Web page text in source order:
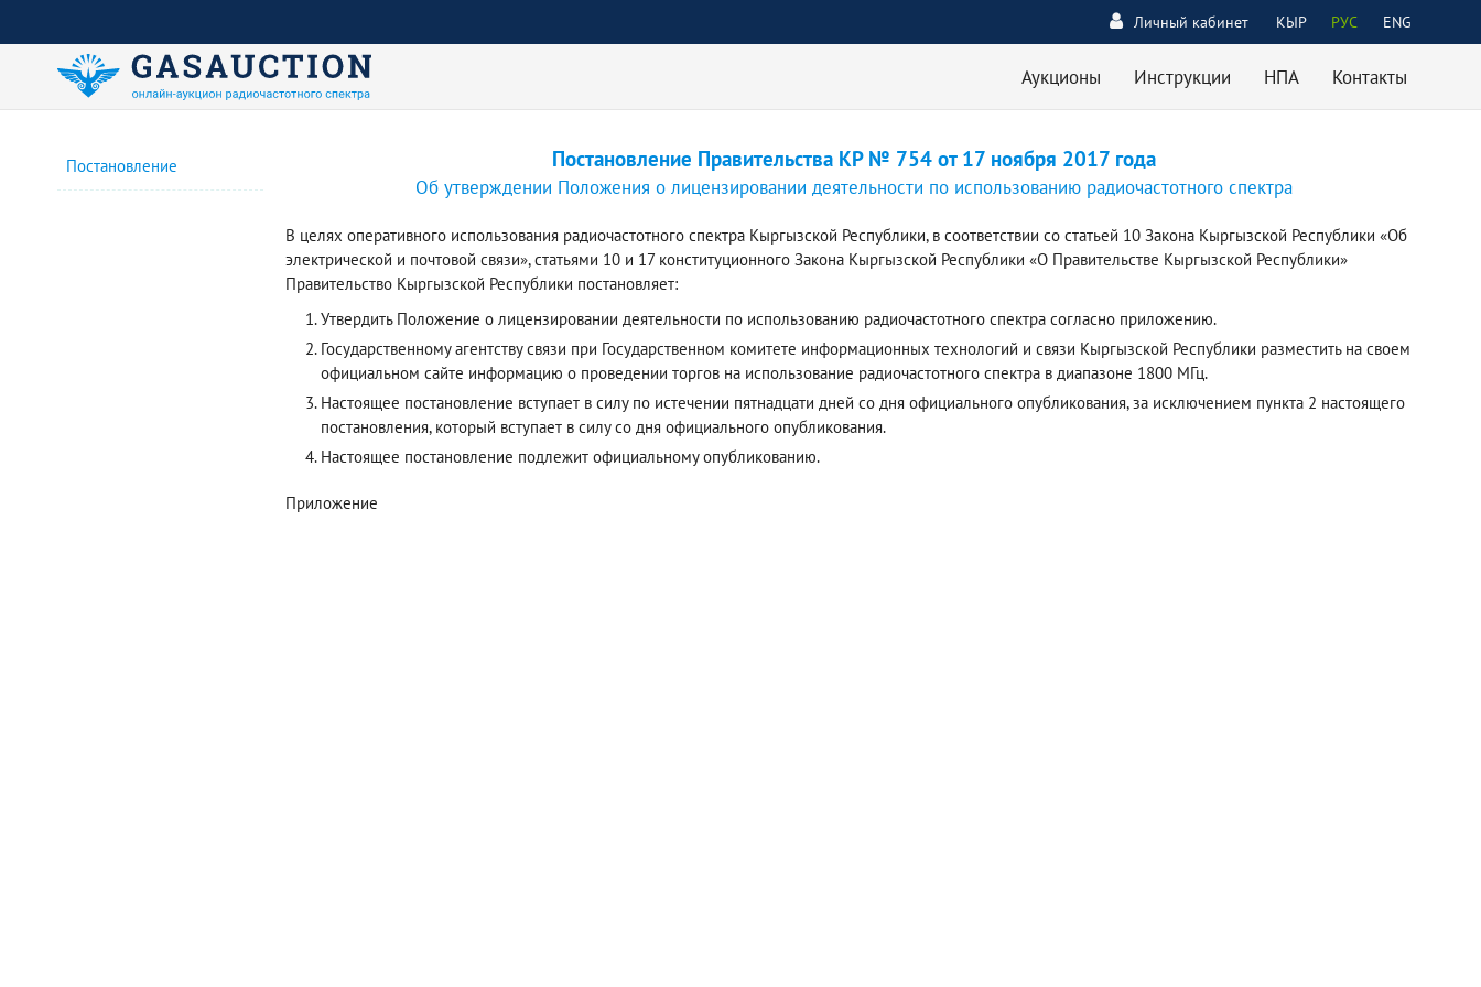
КЫР РУС ENG
Личный кабинет
Аукционы Инструкции НПА Контакты
Постановление Постановление Правительства КР № 754 от 17 ноября 2017 года
Об утверждении Положения о лицензировании деятельности по использованию радиочастотного спектра
В целях оперативного использования радиочастотного спектра Кыргызской Республики, в соответствии со статьей 10 Закона Кыргызской Республики «Об
электрической и почтовой связи», статьями 10 и 17 конституционного Закона Кыргызской Республики «О Правительстве Кыргызской Республики»
Правительство Кыргызской Республики постановляет:
Утвердить Положение о лицензировании деятельности по использованию радиочастотного спектра согласно приложению.
Государственному агентству связи при Государственном комитете информационных технологий и связи Кыргызской Республики разместить на своем
официальном сайте информацию о проведении торгов на использование радиочастотного спектра в диапазоне 1800 МГц.
Настоящее постановление вступает в силу по истечении пятнадцати дней со дня официального опубликования, за исключением пункта 2 настоящего
постановления, который вступает в силу со дня официального опубликования.
Настоящее постановление подлежит официальному опубликованию.
Приложение